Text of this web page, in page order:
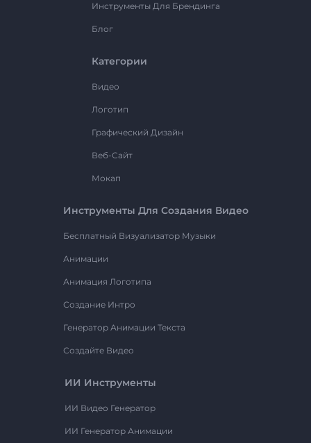
Инструменты Для Брендинга
Блог
Категории
Видео
Логотип
Графический Дизайн
Веб-Сайт
Мокап
Инструменты Для Создания Видео
Бесплатный Визуализатор Музыки
Анимации
Анимация Логотипа
Создание Интро
Генератор Анимации Текста
Создайте Видео
ИИ Инструменты
ИИ Видео Генератор
ИИ Генератор Анимации